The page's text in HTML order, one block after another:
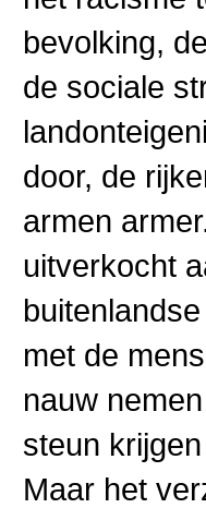
bevolking,
de sociale
door, de
armen
uitverkocht
met de
nauw
steun
Maar het